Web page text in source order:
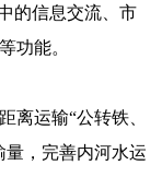
的信息交流、市
功能。
离运输“公转铁、
量，完善内河水运